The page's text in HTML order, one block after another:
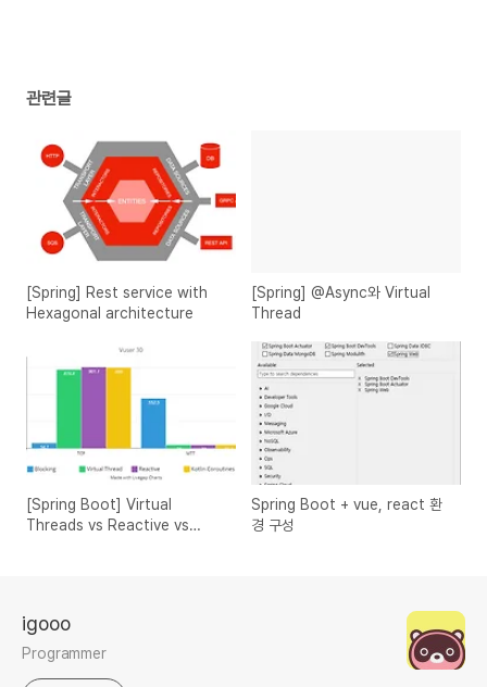
관련글
[Spring] Rest service with
Hexagonal architecture
[Spring] @Async와 Virtual
Thread
[Spring Boot] Virtual
Threads vs Reactive vs
Spring Boot + vue, react 환
경 구성
igooo
Programmer